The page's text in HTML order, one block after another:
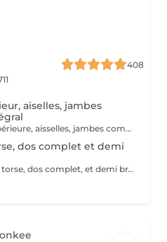
408
aiselles, jambes
Le pack comprends: lèvre supérieure, aisselles, jambes complètes et mailot intégral. Contre indications: Le laser est contre indiqué si vous: - Prenez de la vitamine A, B, C, D. - Prenez d'anti-inflammatoires et de cortisone - Prenez d'antibiotiques - Êtes enceinte - Allaitez - Avez des maladies auto-immunes - Avez des maladies de la peau - Avez de la cicatrisation keloides (problème avec la cicatrisation de la peau) Eviter le solarium 2 semaines avant et après les séances.
dos complet et demi
Le pack comprends: aisselles, torse, dos complet, et demi bras. Contre indications: Le laser est contre indiqué si vous: - Prenez de la vitamine A, B, C, D. - Prenez d'anti-inflammatoires et de cortisone - Prenez d'antibiotiques - Êtes enceinte - Allaitez - Avez des maladies auto-immunes - Avez des maladies de la peau - Avez de la cicatrisation keloides (problème avec la cicatrisation de la peau) Eviter le solarium 2 semaines avant et après les séances.